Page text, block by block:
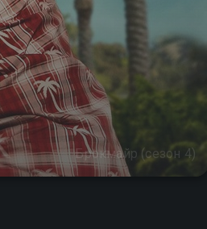
Брокмайр (сезон 4)